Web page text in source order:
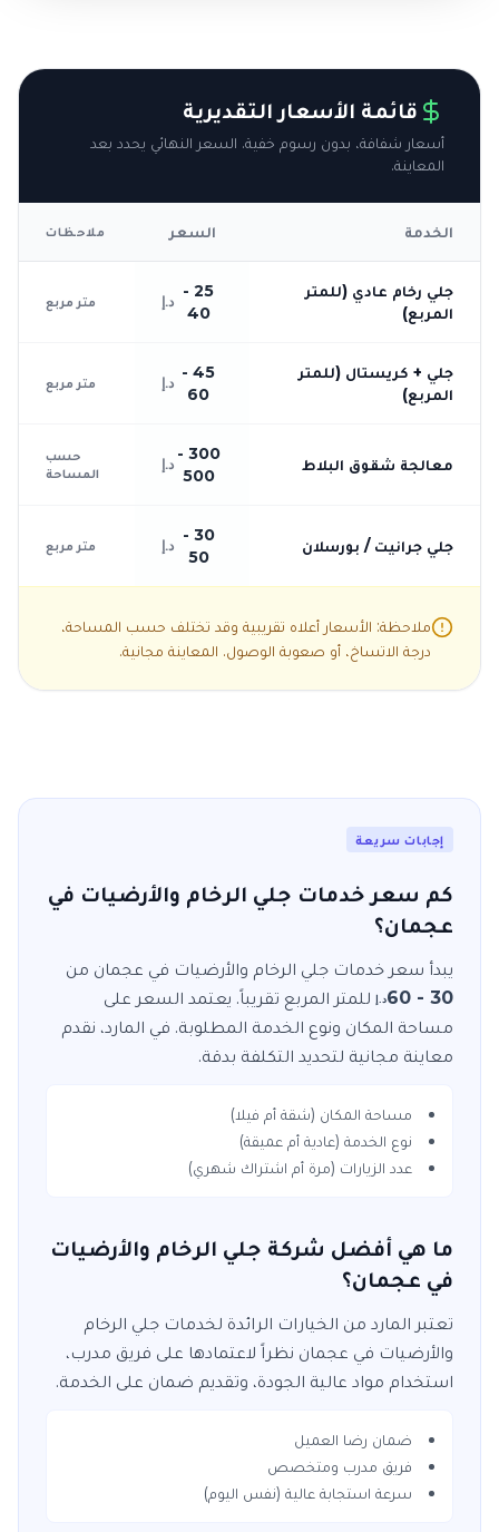
قائمة الأسعار التقديرية
أسعار شفافة، بدون رسوم خفية. السعر النهائي يحدد بعد
المعاينة.
الخدمة السعر ملاحظات
جلي رخام عادي (للمتر
المربع)
25 -
40
د.إ متر مربع
جلي + كريستال (للمتر
المربع)
45 -
60
د.إ متر مربع
معالجة شقوق البلاط
300 -
500
د.إ
حسب
المساحة
جلي جرانيت / بورسلان
30 -
50
د.إ متر مربع
ملاحظة: الأسعار أعلاه تقريبية وقد تختلف حسب المساحة،
درجة الاتساخ، أو صعوبة الوصول. المعاينة مجانية.
إجابات سريعة
كم سعر خدمات جلي الرخام والأرضيات في
عجمان؟
يبدأ سعر خدمات جلي الرخام والأرضيات في عجمان من
30 - 60
د.إ للمتر المربع تقريباً. يعتمد السعر على
مساحة المكان ونوع الخدمة المطلوبة. في المارد، نقدم
معاينة مجانية لتحديد التكلفة بدقة.
مساحة المكان (شقة أم فيلا)
نوع الخدمة (عادية أم عميقة)
عدد الزيارات (مرة أم اشتراك شهري)
ما هي أفضل شركة جلي الرخام والأرضيات
في عجمان؟
تعتبر المارد من الخيارات الرائدة لخدمات جلي الرخام
والأرضيات في عجمان نظراً لاعتمادها على فريق مدرب،
استخدام مواد عالية الجودة، وتقديم ضمان على الخدمة.
ضمان رضا العميل
فريق مدرب ومتخصص
سرعة استجابة عالية (نفس اليوم)